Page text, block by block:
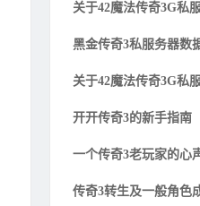
关于42魔法传奇3G私
黑金传奇3私服务器数
关于42魔法传奇3G私
开开传奇3的新手指南
一个传奇3老玩家的心
传奇3转生及一般角色